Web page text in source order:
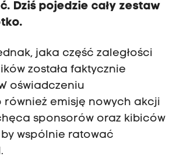
Dziś pojedzie cały zestaw
jaka część zaległości
została faktycznie
oświadczeniu
również emisję nowych akcji
sponsorów oraz kibiców
wspólnie ratować